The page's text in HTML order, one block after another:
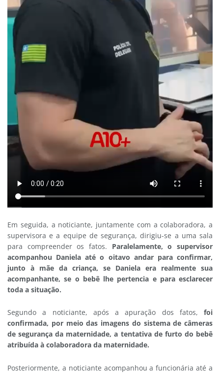
Em seguida, a noticiante, juntamente com a colaboradora, a
supervisora e a equipe de segurança, dirigiu-se a uma sala
para compreender os fatos. Paralelamente, o supervisor
acompanhou Daniela até o oitavo andar para confirmar,
junto à mãe da criança, se Daniela era realmente sua
acompanhante, se o bebê lhe pertencia e para esclarecer
toda a situação.
Segundo a noticiante, após a apuração dos fatos, foi
confirmada, por meio das imagens do sistema de câmeras
de segurança da maternidade, a tentativa de furto do bebê
atribuída à colaboradora da maternidade.
Posteriormente, a noticiante acompanhou a funcionária até a